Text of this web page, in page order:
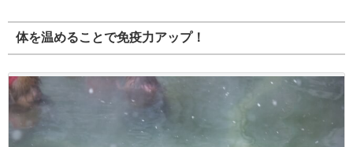
体を温めることで免疫力アップ！